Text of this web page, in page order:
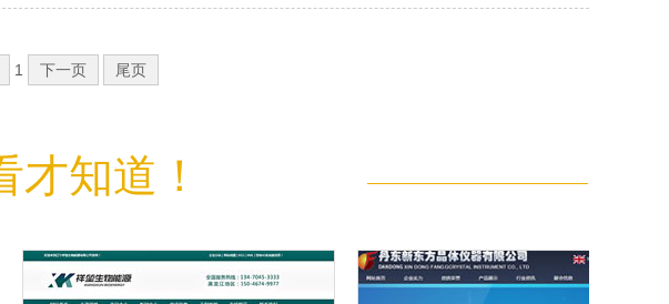
中午，大家一起在附近的农家院吃了一顿丰盛的午餐，为下午的活动攒足
充沛，下午等待我们的，正是一项风靡的运动——撕名牌大战，我们在传
束之后，我们又安排了几项儿时常玩的游戏，霎时，大家仿佛都回到了童
活动，让我们忘掉了工作的繁忙，生活的压力，我们在活动中释放自己，
1 下一页 尾页
才知道！